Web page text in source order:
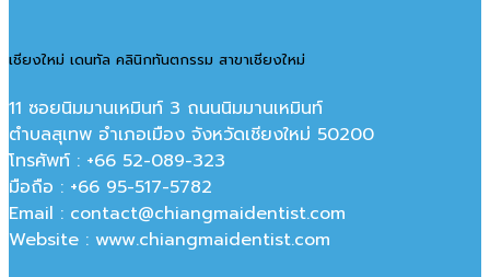
เชียงใหม่ เดนทัล คลินิกทันตกรรม สาขาเชียงใหม่
11 ซอยนิมมานเหมินท์ 3 ถนนนิมมานเหมินท์
ตำบลสุเทพ อำเภอเมือง จังหวัดเชียงใหม่ 50200
โทรศัพท์ : +66 52-089-323
มือถือ : +66 95-517-5782
Email : contact@chiangmaidentist.com
Website : www.chiangmaidentist.com